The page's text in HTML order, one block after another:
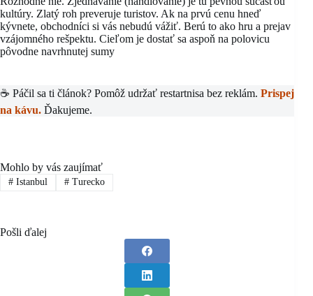
kultúry. Zlatý roh preveruje turistov. Ak na prvú cenu hneď
kývnete, obchodníci si vás nebudú vážiť. Berú to ako hru a prejav
vzájomného rešpektu. Cieľom je dostať sa aspoň na polovicu
pôvodne navrhnutej sumy
☕ Páčil sa ti článok? Pomôž udržať restartnisa bez reklám. Prispej
na kávu. Ďakujeme.
Mohlo by vás zaujímať
#Istanbul #Turecko
Pošli ďalej